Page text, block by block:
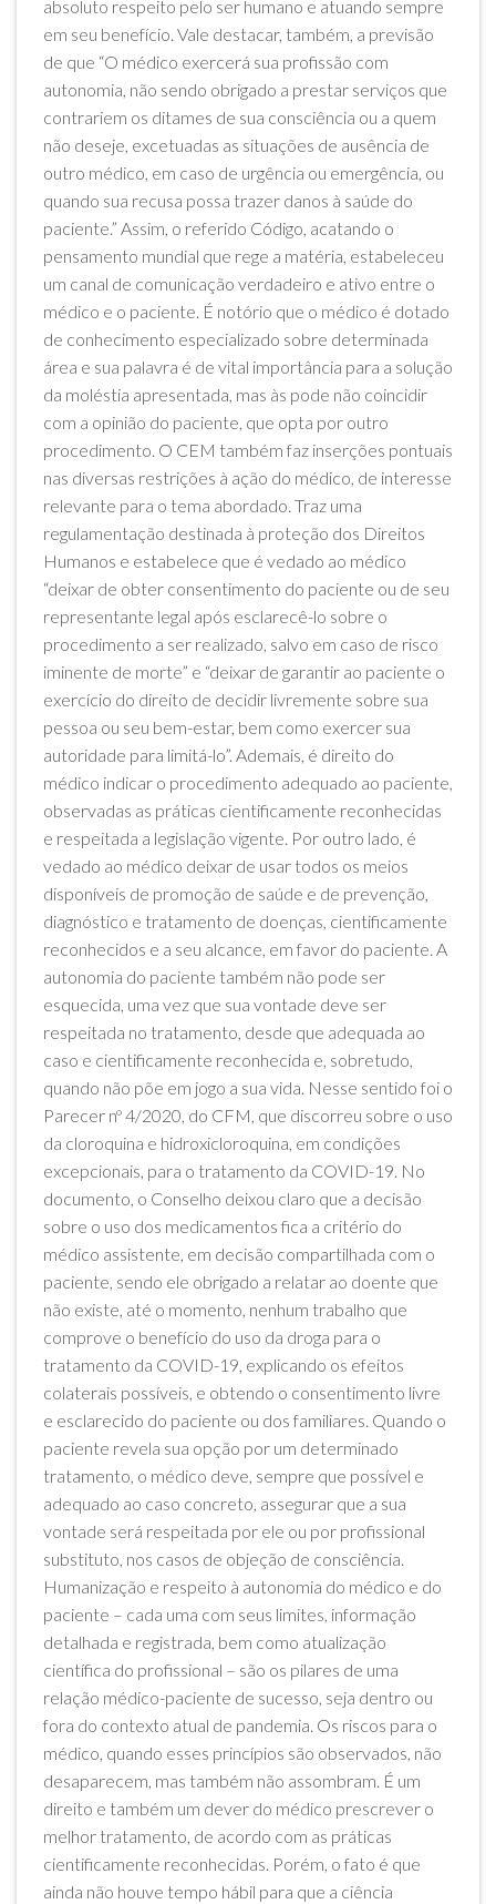
absoluto respeito pelo ser humano e atuando sempre
em seu benefício. Vale destacar, também, a previsão
de que “O médico exercerá sua profissão com
autonomia, não sendo obrigado a prestar serviços que
contrariem os ditames de sua consciência ou a quem
não deseje, excetuadas as situações de ausência de
outro médico, em caso de urgência ou emergência, ou
quando sua recusa possa trazer danos à saúde do
paciente.” Assim, o referido Código, acatando o
pensamento mundial que rege a matéria, estabeleceu
um canal de comunicação verdadeiro e ativo entre o
médico e o paciente. É notório que o médico é dotado
de conhecimento especializado sobre determinada
área e sua palavra é de vital importância para a solução
da moléstia apresentada, mas às pode não coincidir
com a opinião do paciente, que opta por outro
procedimento. O CEM também faz inserções pontuais
nas diversas restrições à ação do médico, de interesse
relevante para o tema abordado. Traz uma
regulamentação destinada à proteção dos Direitos
Humanos e estabelece que é vedado ao médico
“deixar de obter consentimento do paciente ou de seu
representante legal após esclarecê-lo sobre o
procedimento a ser realizado, salvo em caso de risco
iminente de morte” e “deixar de garantir ao paciente o
exercício do direito de decidir livremente sobre sua
pessoa ou seu bem-estar, bem como exercer sua
autoridade para limitá-lo”. Ademais, é direito do
médico indicar o procedimento adequado ao paciente,
observadas as práticas cientificamente reconhecidas
e respeitada a legislação vigente. Por outro lado, é
vedado ao médico deixar de usar todos os meios
disponíveis de promoção de saúde e de prevenção,
diagnóstico e tratamento de doenças, cientificamente
reconhecidos e a seu alcance, em favor do paciente. A
autonomia do paciente também não pode ser
esquecida, uma vez que sua vontade deve ser
respeitada no tratamento, desde que adequada ao
caso e cientificamente reconhecida e, sobretudo,
quando não põe em jogo a sua vida. Nesse sentido foi o
Parecer nº 4/2020, do CFM, que discorreu sobre o uso
da cloroquina e hidroxicloroquina, em condições
excepcionais, para o tratamento da COVID-19. No
documento, o Conselho deixou claro que a decisão
sobre o uso dos medicamentos fica a critério do
médico assistente, em decisão compartilhada com o
paciente, sendo ele obrigado a relatar ao doente que
não existe, até o momento, nenhum trabalho que
comprove o benefício do uso da droga para o
tratamento da COVID-19, explicando os efeitos
colaterais possíveis, e obtendo o consentimento livre
e esclarecido do paciente ou dos familiares. Quando o
paciente revela sua opção por um determinado
tratamento, o médico deve, sempre que possível e
adequado ao caso concreto, assegurar que a sua
vontade será respeitada por ele ou por profissional
substituto, nos casos de objeção de consciência.
Humanização e respeito à autonomia do médico e do
paciente – cada uma com seus limites, informação
detalhada e registrada, bem como atualização
científica do profissional – são os pilares de uma
relação médico-paciente de sucesso, seja dentro ou
fora do contexto atual de pandemia. Os riscos para o
médico, quando esses princípios são observados, não
desaparecem, mas também não assombram. É um
direito e também um dever do médico prescrever o
melhor tratamento, de acordo com as práticas
cientificamente reconhecidas. Porém, o fato é que
ainda não houve tempo hábil para que a ciência